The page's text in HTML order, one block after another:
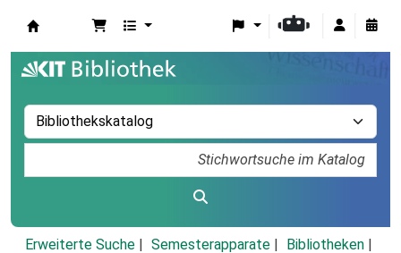
Erweiterte Suche Semesterapparate
Bibliotheken